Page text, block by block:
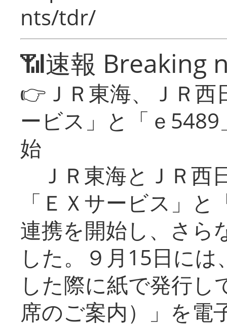
nts/tdr/
📶速報 Breaking
👉ＪＲ東海、ＪＲ
ービス」と「ｅ
始
ＪＲ東海とＪＲ西
「ＥＸサービス」
連携を開始し、さら
した。９月15日に
した際に紙で発行し
席のご案内）」を電